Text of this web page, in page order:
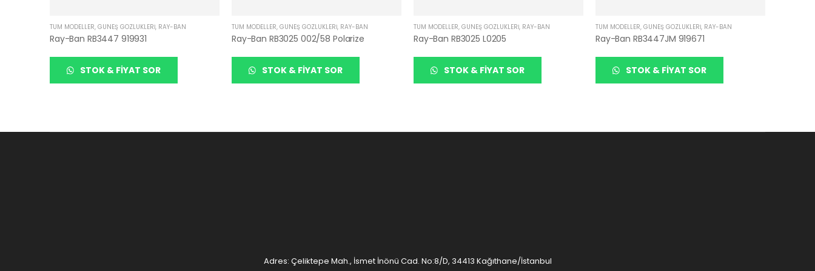
TÜM MODELLER, GÜNEŞ GÖZLÜKLERI, RAY-BAN
Ray-Ban RB3447 919931
STOK & FIYAT SOR
TÜM MODELLER, GÜNEŞ GÖZLÜKLERI, RAY-BAN
Ray-Ban RB3025 002/58 Polarize
STOK & FIYAT SOR
TÜM MODELLER, GÜNEŞ GÖZLÜKLERI, RAY-BAN
Ray-Ban RB3025 L0205
STOK & FIYAT SOR
TÜM MODELLER, GÜNEŞ GÖZLÜKLERI, RAY-BAN
Ray-Ban RB3447JM 919671
STOK & FIYAT SOR
Adres: Çeliktepe Mah., İsmet İnönü Cad. No:8/D, 34413 Kağıthane/İstanbul